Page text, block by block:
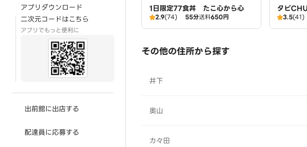
アプリダウンロード
二次元コードはこちら
アプリでもっと便利に
出前館に出店する
配達員に応募する
1日限定77食丼 たこ心から心
2.9(74) 55分送料650円
タピ
3.5(41)
その他の住所から探す
井下
奥山
カ々田